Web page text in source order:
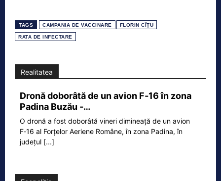
TAGS CAMPANIA DE VACCINARE FLORIN CÎȚU
RATA DE INFECTARE
Realitatea
Dronă doborâtă de un avion F‑16 în zona
Padina Buzău -…
O dronă a fost doborâtă vineri dimineață de un avion
F‑16 al Forțelor Aeriene Române, în zona Padina, în
județul [...]